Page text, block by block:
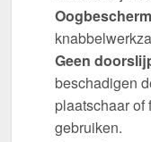
Geen
beschadigen
plaatschaar of
gebruiken.